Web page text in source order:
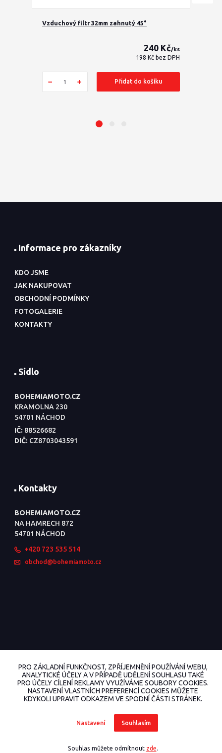
Vzduchový filtr 32mm zahnutý 45°
240 Kč/ks
198 Kč bez DPH
Přidat do košíku
Informace pro zákazníky
KDO JSME
JAK NAKUPOVAT
OBCHODNÍ PODMÍNKY
FOTOGALERIE
KONTAKTY
Sídlo
BOHEMIAMOTO.CZ
KRAMOLNA 230
54701 NÁCHOD
IČ: 88526682
DIČ: CZ8703043591
Kontakty
BOHEMIAMOTO.CZ
NA HAMRECH 872
54701 NÁCHOD
+420 723 535 514
obchod@bohemiamoto.cz
Vytvořeno na
Eshop-rychle.cz
PRO ZÁKLADNÍ FUNKČNOST, ZPŘÍJEMNĚNÍ POUŽÍVÁNÍ WEBU,
ANALYTICKÉ ÚČELY A V PŘÍPADĚ UDĚLENÍ SOUHLASU TAKÉ
PRO ÚČELY CÍLENÍ REKLAMY VYUŽÍVÁME SOUBORY COOKIES.
NASTAVENÍ VLASTNÍCH PREFERENCÍ COOKIES MŮŽETE
KDYKOLI UPRAVIT ODKAZEM VE SPODNÍ ČÁSTI STRÁNEK.
Nastavení Souhlasím
Souhlas můžete odmítnout zde.